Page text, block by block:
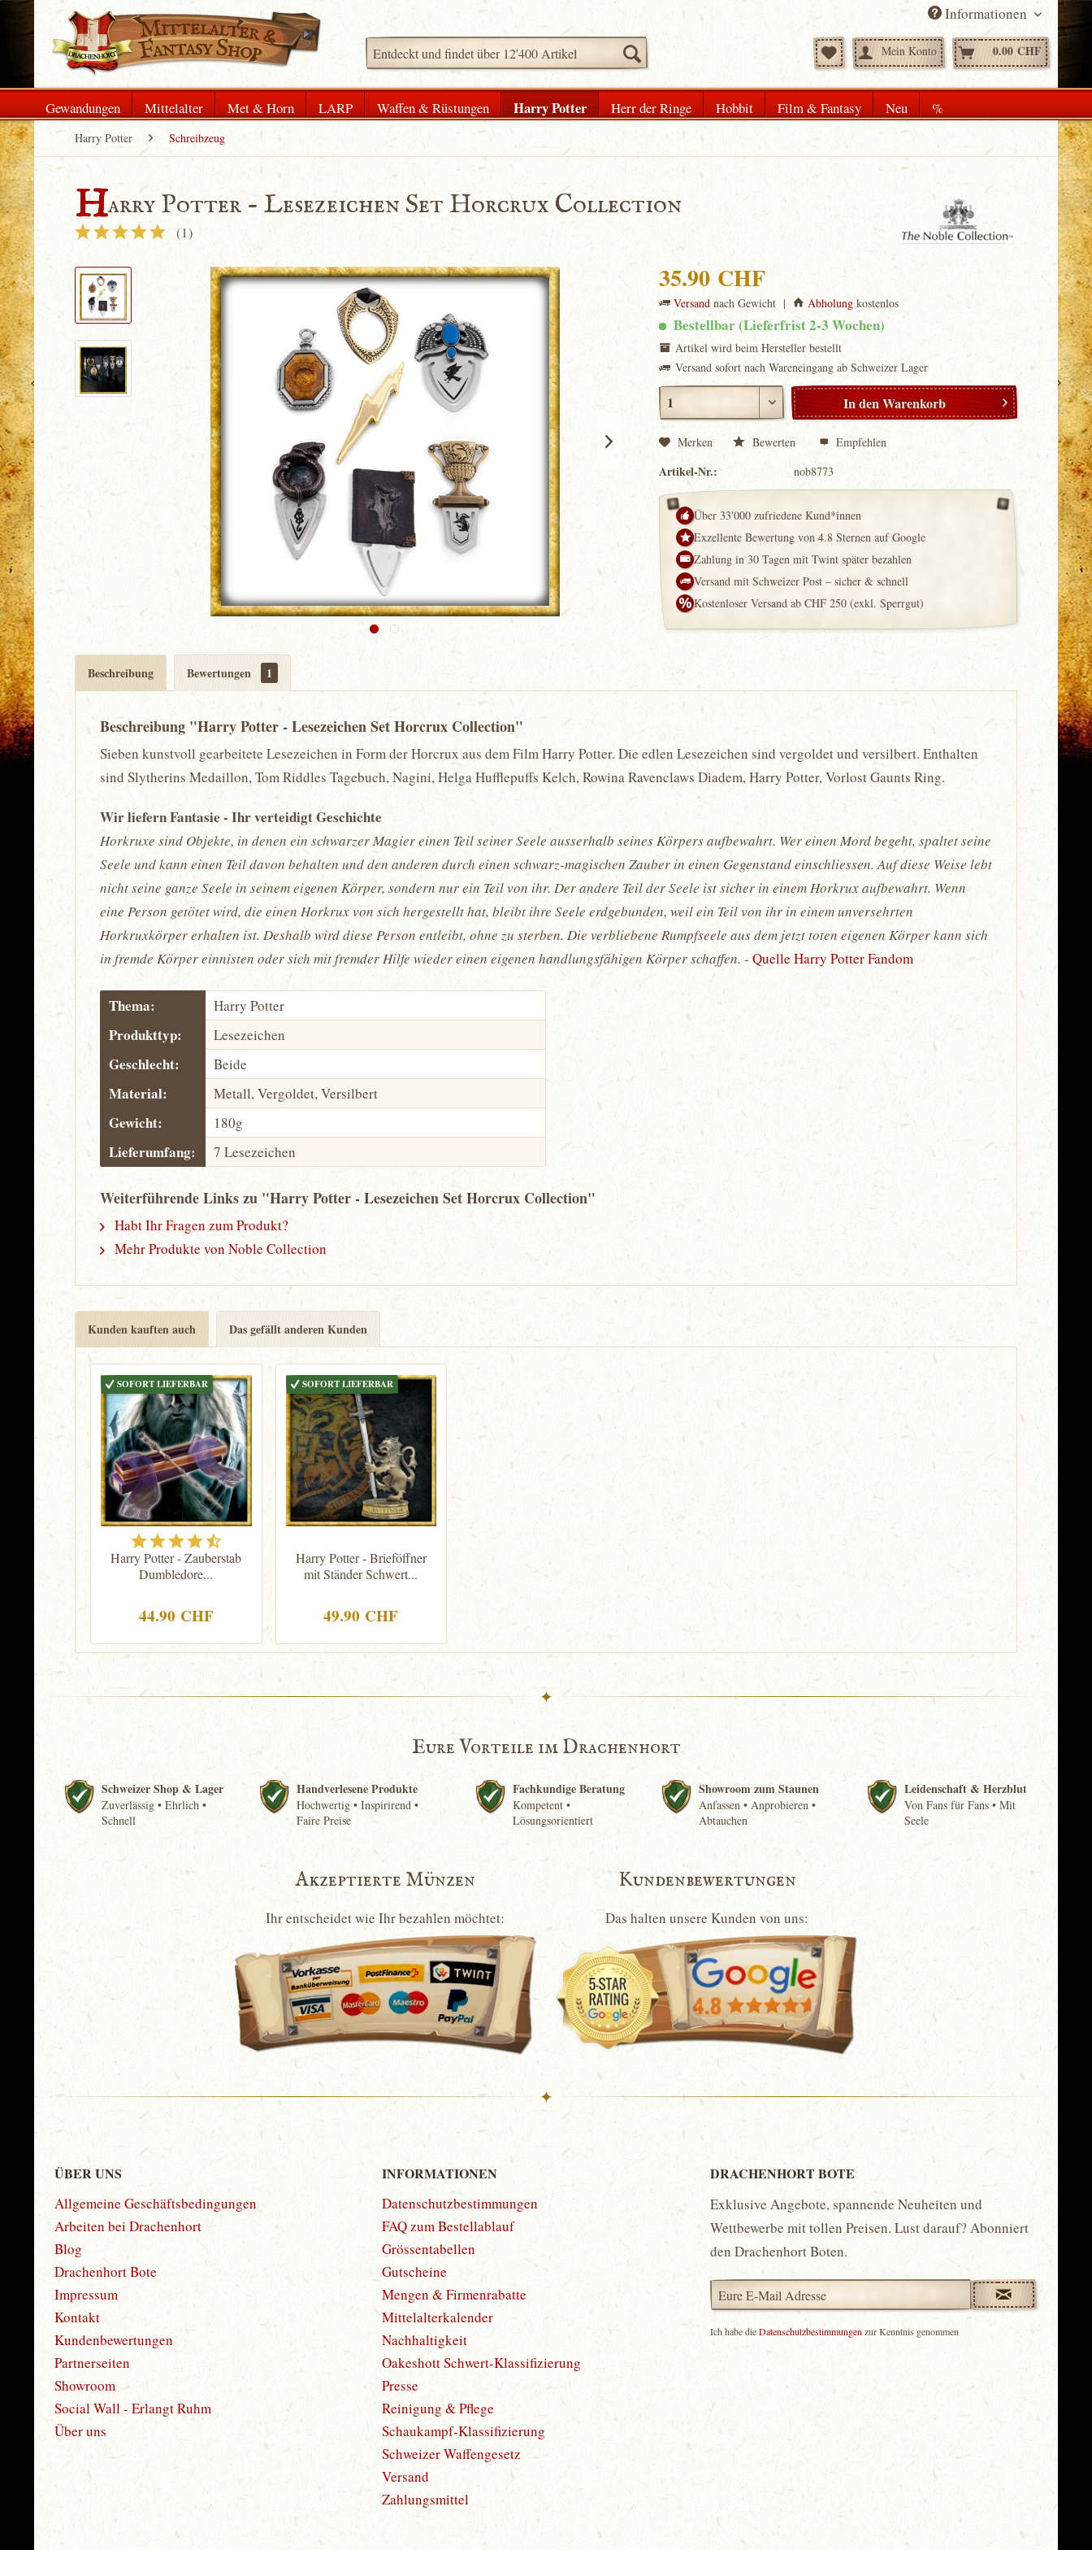
Informationen
Mein Konto 0.00 CHF
Gewandungen Mittelalter Met & Horn LARP Waffen & Rüstungen Harry Potter Herr der Ringe Hobbit Film & Fantasy Neu %
Harry Potter Schreibzeug
Harry Potter - Lesezeichen Set Horcrux Collection
(1)
35.90 CHF
Versand nach Gewicht | Abholung kostenlos
Bestellbar (Lieferfrist 2-3 Wochen)
Artikel wird beim Hersteller bestellt
Versand sofort nach Wareneingang ab Schweizer Lager
In denWarenkorb
Merken Bewerten Empfehlen
Artikel-Nr.: nob8773
Über 33'000 zufriedene Kund*innen
Exzellente Bewertung von 4.8 Sternen auf Google
Zahlung in 30 Tagen mit Twint später bezahlen
Versand mit Schweizer Post – sicher & schnell
Kostenloser Versand ab CHF 250 (exkl. Sperrgut)
Beschreibung Bewertungen 1
Beschreibung "Harry Potter - Lesezeichen Set Horcrux Collection"
Sieben kunstvoll gearbeitete Lesezeichen in Form der Horcrux aus dem Film Harry Potter. Die edlen Lesezeichen sind vergoldet und versilbert. Enthalten
sind Slytherins Medaillon, Tom Riddles Tagebuch, Nagini, Helga Hufflepuffs Kelch, Rowina Ravenclaws Diadem, Harry Potter, Vorlost Gaunts Ring.
Wir liefern Fantasie - Ihr verteidigt Geschichte
Horkruxe sind Objekte, in denen ein schwarzer Magier einen Teil seiner Seele ausserhalb seines Körpers aufbewahrt. Wer einen Mord begeht, spaltet seine
Seele und kann einen Teil davon behalten und den anderen durch einen schwarz-magischen Zauber in einen Gegenstand einschliessen. Auf diese Weise lebt
nicht seine ganze Seele in seinem eigenen Körper, sondern nur ein Teil von ihr. Der andere Teil der Seele ist sicher in einem Horkrux aufbewahrt. Wenn
eine Person getötet wird, die einen Horkrux von sich hergestellt hat, bleibt ihre Seele erdgebunden, weil ein Teil von ihr in einem unversehrten
Horkruxkörper erhalten ist. Deshalb wird diese Person entleibt, ohne zu sterben. Die verbliebene Rumpfseele aus dem jetzt toten eigenen Körper kann sich
in fremde Körper einnisten oder sich mit fremder Hilfe wieder einen eigenen handlungsfähigen Körper schaffen. - Quelle Harry Potter Fandom
Thema: Harry Potter
Produkttyp: Lesezeichen
Geschlecht: Beide
Material: Metall, Vergoldet, Versilbert
Gewicht: 180g
Lieferumfang: 7 Lesezeichen
Weiterführende Links zu "Harry Potter - Lesezeichen Set Horcrux Collection"
Habt Ihr Fragen zum Produkt?
Mehr Produkte von Noble Collection
Kunden kauften auch Das gefällt anderen Kunden
SOFORT LIEFERBAR
Harry Potter - Zauberstab
Dumbledore...
44.90 CHF
SOFORT LIEFERBAR
Harry Potter - Brieföffner
mit Ständer Schwert...
49.90 CHF
✦
Eure Vorteile im Drachenhort
Schweizer Shop & Lager
Zuverlässig • Ehrlich •
Schnell
Handverlesene Produkte
Hochwertig • Inspirirend •
Faire Preise
Fachkundige Beratung
Kompetent •
Lösungsorientiert
Showroom zum Staunen
Anfassen • Anprobieren •
Abtauchen
Leidenschaft & Herzblut
Von Fans für Fans • Mit
Seele
Akzeptierte Münzen
Ihr entscheidet wie Ihr bezahlen möchtet:
Kundenbewertungen
Das halten unsere Kunden von uns:
✦
ÜBER UNS
Allgemeine Geschäftsbedingungen
Arbeiten bei Drachenhort
Blog
Drachenhort Bote
Impressum
Kontakt
Kundenbewertungen
Partnerseiten
Showroom
Social Wall - Erlangt Ruhm
Über uns
INFORMATIONEN
Datenschutzbestimmungen
FAQ zum Bestellablauf
Grössentabellen
Gutscheine
Mengen & Firmenrabatte
Mittelalterkalender
Nachhaltigkeit
Oakeshott Schwert-Klassifizierung
Presse
Reinigung & Pflege
Schaukampf-Klassifizierung
Schweizer Waffengesetz
Versand
Zahlungsmittel
DRACHENHORT BOTE
Exklusive Angebote, spannende Neuheiten und
Wettbewerbe mit tollen Preisen. Lust darauf? Abonniert
den Drachenhort Boten.
Ich habe dieDatenschutzbestimmungen zur Kenntnis genommen